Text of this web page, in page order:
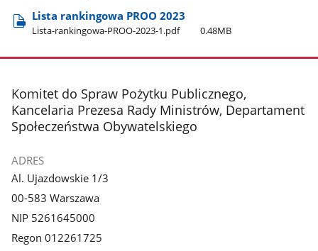
Lista rankingowa PROO 2023
Lista-rankingowa-PROO-2023-1.pdf 0.48MB
stopka
Komitet do Spraw Pożytku Publicznego,
Kancelaria Prezesa Rady Ministrów, Departament
Społeczeństwa Obywatelskiego
ADRES
Al. Ujazdowskie 1/3
00-583 Warszawa
NIP 5261645000
Regon 012261725